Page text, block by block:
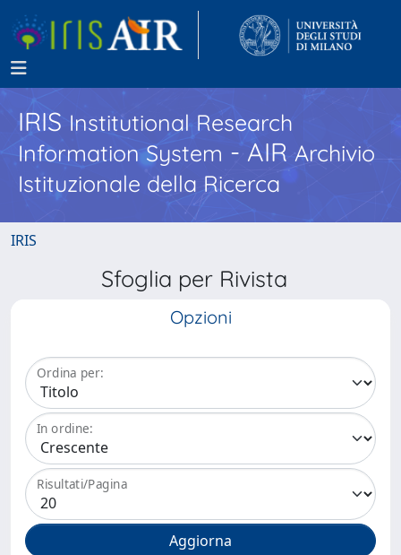
IRISInstitutional Research
Information System - AIR Archivio
Istituzionale della Ricerca
IRIS
Sfoglia per Rivista
Opzioni
Ordina per:
In ordine:
Risultati/Pagina